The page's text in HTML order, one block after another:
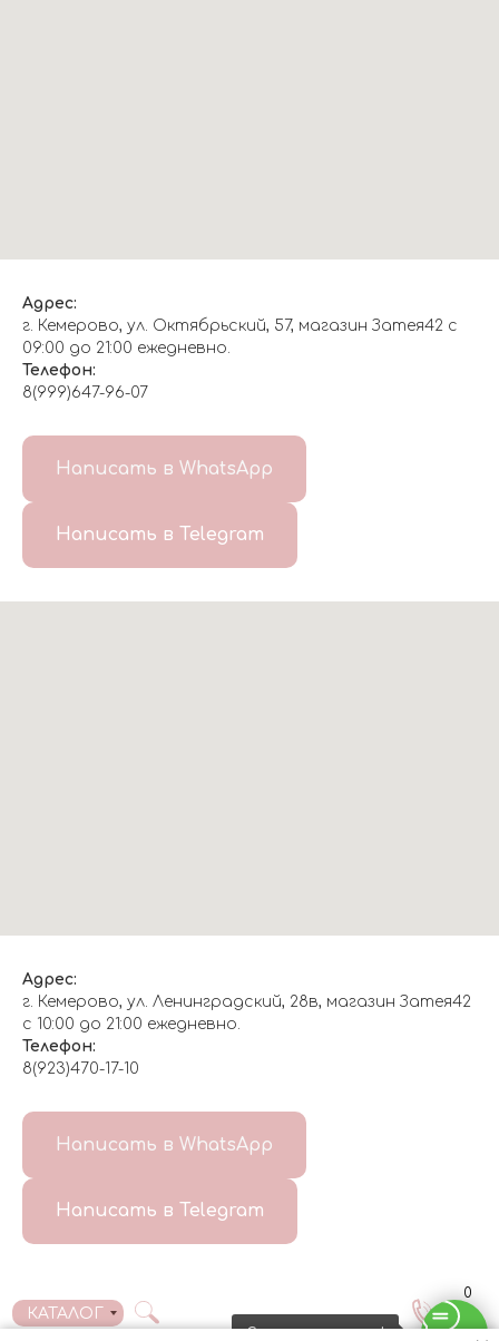
Свяжитесь с нами!
Адрес:
г. Кемерово, ул. Октябрьский, 57, магазин Затея42 с
09:00 до 21:00 ежедневно.
Телефон:
8(999)647-96-07
Написать в WhatsApp
Написать в Telegram
Адрес:
г. Кемерово, ул. Ленинградский, 28в, магазин Затея42
с 10:00 до 21:00 ежедневно.
Телефон:
8(923)470-17-10
Написать в WhatsApp
Написать в Telegram
ДОСТАВКА/
0
КАТАЛОГ